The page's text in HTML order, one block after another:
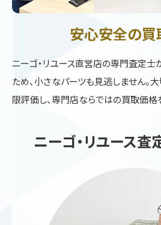
安心安全の買
ニーゴ・リユース直営店の専門査定士
ため、小さなパーツも見逃しません。
限評価し、専門店ならではの買取価格
ニーゴ・リユース査